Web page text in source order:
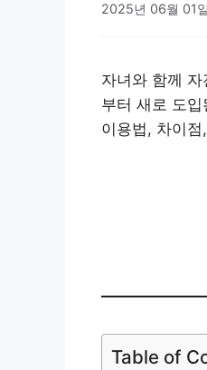
2025년 06월 01일
자녀와 함께
부터 새로 도
이용법, 차이
Table of